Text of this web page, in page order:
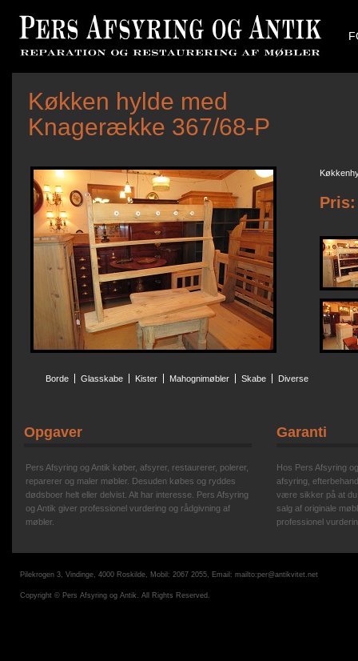
Køkken hylde med
Knagerække 367/68-P
Pris:
Borde Glasskabe Kister Mahognimøbler Skabe Diverse
Opgaver
Pers Afsyring og Antik køber, afsyrer, restaurerer, polerer,
reparerer og maler møbler. Desuden købes og ryddes
dødsboer helt eller delvist. Alt har interesse. Pers Afsyring
og Antik giver professionel vurdering og rådgivning af
møbler.
Garanti
Hos Pers Afsyring
afsyring,
være sikker på at
salg af originale
professionel
Pilekrogen 3, Vindinge, 4000 Roskilde, Mobil: 2067 2055, Email: mailto:per@antikvitet.net
Copyright © Pers Afsyring og Antik. All Rights Reserved.